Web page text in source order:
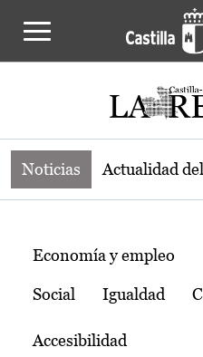
Noticias de la
Noticias Actualidad
Temas
Economía y empleo
Social Igualdad
Accesibilidad